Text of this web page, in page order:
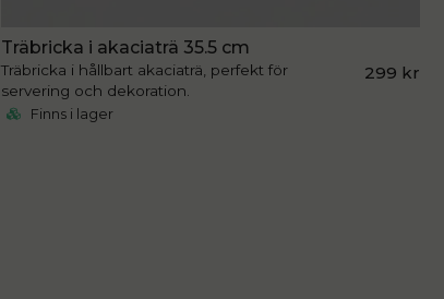
Träbricka i akaciaträ 35.5 cm
Träbricka i hållbart akaciaträ, perfekt för
servering och dekoration.
299 kr
Finns i lager